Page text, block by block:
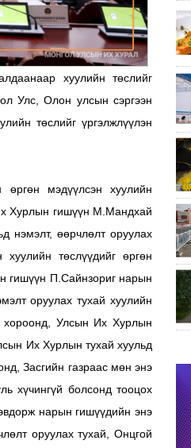
хуулийн төслийг
Улс, Олон улсын сэргээн
төслийг үргэлжлүүлэн
мэдүүлсэн хуулийн
Хурлын гишүүн М.Мандхай
нэмэлт, өөрчлөлт оруулах
төслүүдийг өргөн
гишүүн П.Сайнзориг нарын
оруулах тухай хуулийн
хороонд, Улсын Их Хурлын
Их Хурлын тухай хуульд
Засгийн газраас мөн энэ
хүчингүй болсонд тооцох
нарын гишүүдийн энэ
оруулах тухай, Онцгой